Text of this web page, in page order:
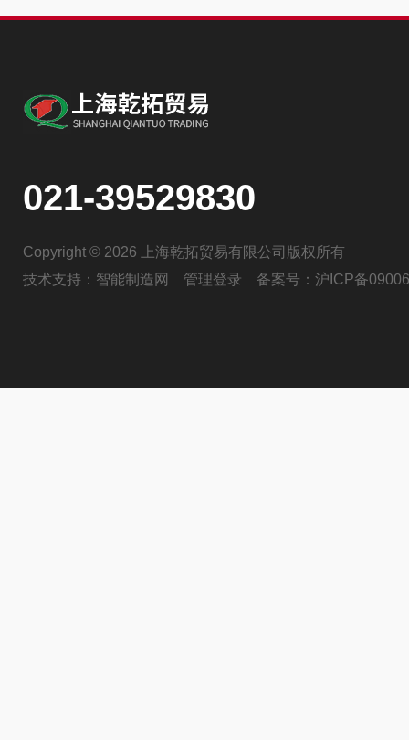
021-39529830
Copyright © 2026 上海乾拓贸易有限公司版权所有
技术支持： 智能制造网 管理登录 备案号： 沪ICP备